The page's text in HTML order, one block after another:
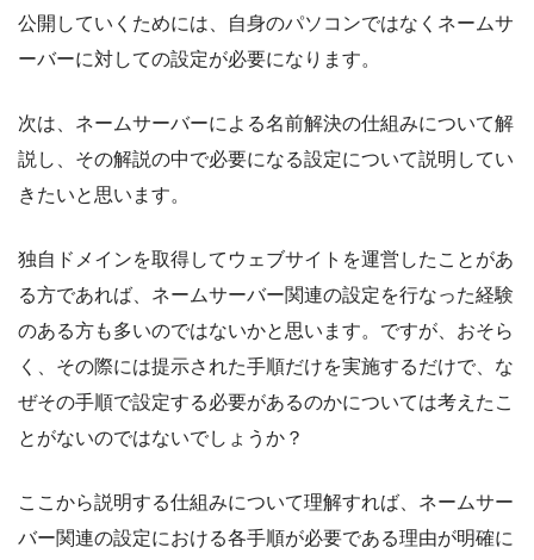
公開していくためには、自身のパソコンではなくネームサ
ーバーに対しての設定が必要になります。
次は、ネームサーバーによる名前解決の仕組みについて解
説し、その解説の中で必要になる設定について説明してい
きたいと思います。
独自ドメインを取得してウェブサイトを運営したことがあ
る方であれば、ネームサーバー関連の設定を行なった経験
のある方も多いのではないかと思います。ですが、おそら
く、その際には提示された手順だけを実施するだけで、な
ぜその手順で設定する必要があるのかについては考えたこ
とがないのではないでしょうか？
ここから説明する仕組みについて理解すれば、ネームサー
バー関連の設定における各手順が必要である理由が明確に